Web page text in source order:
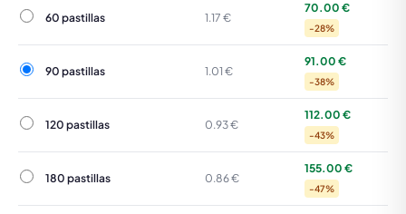
60 pastillas
60 pastillas 1.17 €
70.00 €
-28%
90 pastillas
90 pastillas 1.01 €
91.00 €
-38%
120 pastillas
120 pastillas 0.93 €
112.00 €
-43%
180 pastillas
180 pastillas 0.86 €
155.00 €
-47%